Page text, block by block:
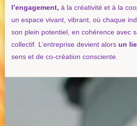
l’engagement, à la créativité et à la
un espace vivant, vibrant, où chaque
son plein potentiel, en cohérence avec
collectif. L’entreprise devient alors un
sens et de co-création consciente.